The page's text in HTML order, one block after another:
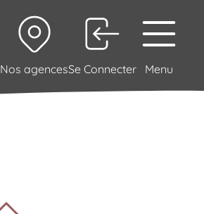
Nos agencesSe Connecter Menu